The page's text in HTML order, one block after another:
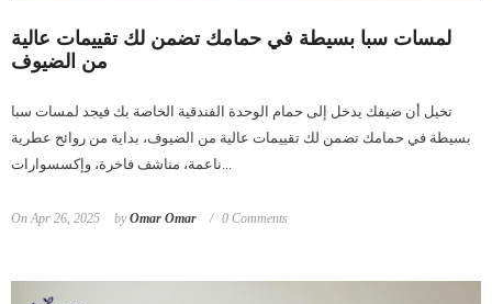
لمسات سبا بسيطة في حمامك تضمن لك تقييمات عالية
من الضيوف
تخيل أن ضيفك يدخل إلى حمام الوحدة الفندقية الخاصة بك فيجد لمسات سبا
بسيطة في حمامك تضمن لك تقييمات عالية من الضيوف، بداية من روائح عطرية
OnApr 26, 2025 byOmar Omar 0 Comments